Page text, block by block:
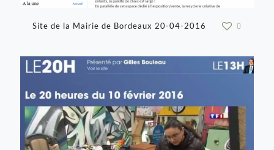
Site de la Mairie de Bordeaux 20-04-2016 0